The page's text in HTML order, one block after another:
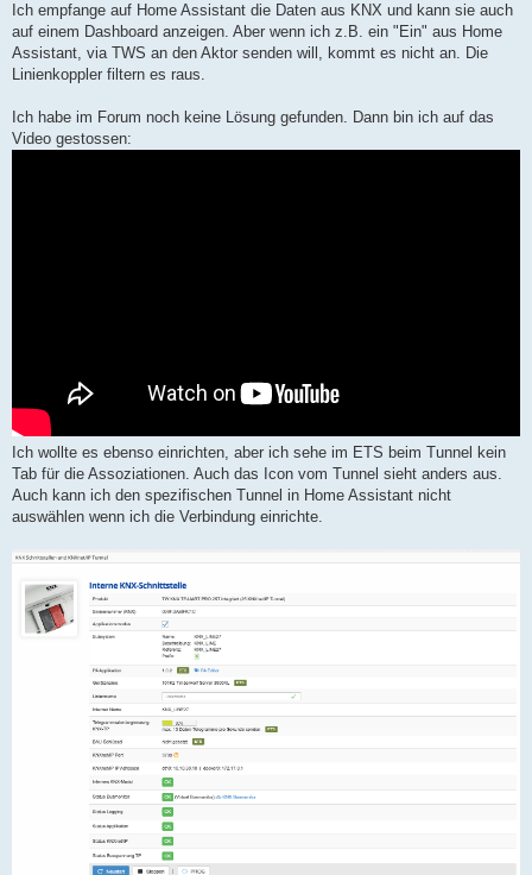
Ich empfange auf Home Assistant die Daten aus KNX und kann sie auch
auf einem Dashboard anzeigen. Aber wenn ich z.B. ein "Ein" aus Home
Assistant, via TWS an den Aktor senden will, kommt es nicht an. Die
Linienkoppler filtern es raus.
Ich habe im Forum noch keine Lösung gefunden. Dann bin ich auf das
Video gestossen:
Ich wollte es ebenso einrichten, aber ich sehe im ETS beim Tunnel kein
Tab für die Assoziationen. Auch das Icon vom Tunnel sieht anders aus.
Auch kann ich den spezifischen Tunnel in Home Assistant nicht
auswählen wenn ich die Verbindung einrichte.